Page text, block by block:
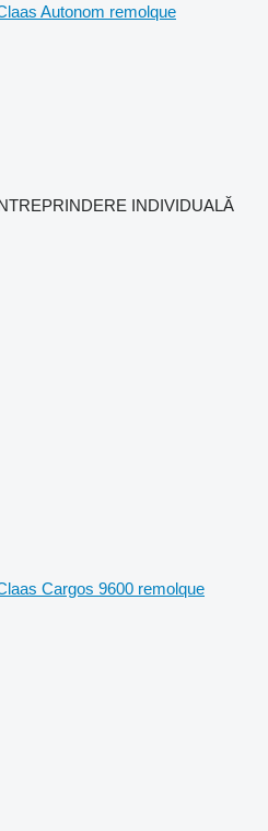
Autonom remolque
INDIVIDUALĂ
Cargos 9600 remolque